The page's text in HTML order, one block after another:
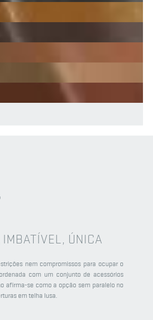
ÚNICA
nem compromissos para ocupar o
com um conjunto de acessórios
afirma-se como a opção sem paralelo no
em telha lusa.